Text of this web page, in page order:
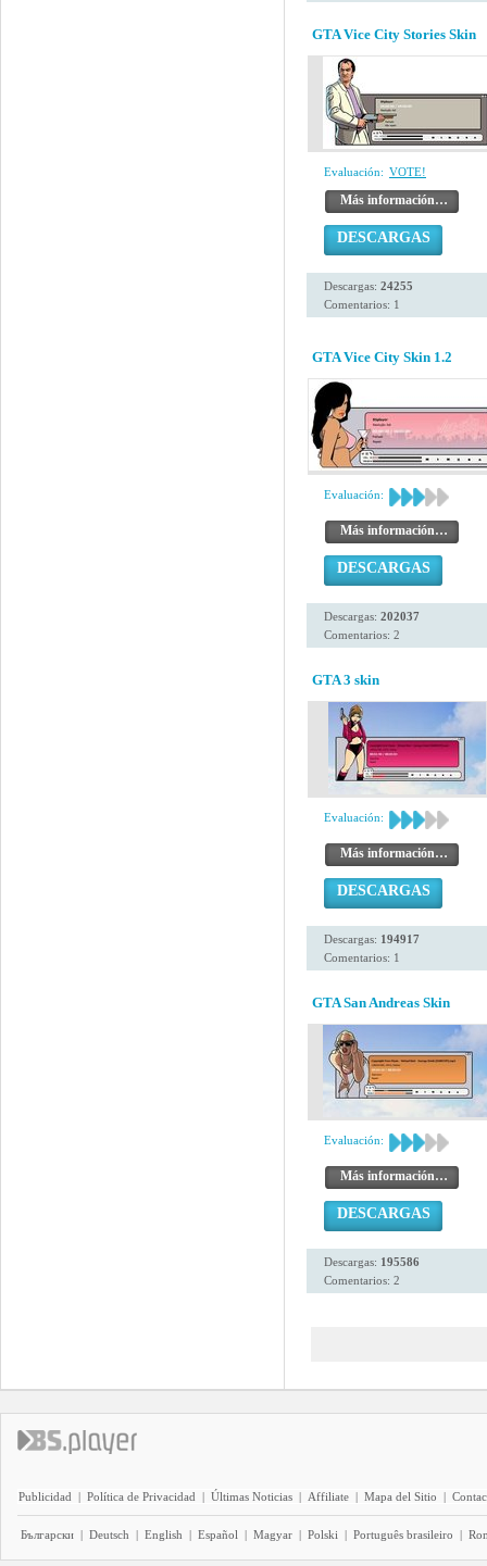
GTA Vice City Stories Skin
Evaluación: VOTE!
Más información…
DESCARGAS
Descargas: 24255
Comentarios: 1
GTA Vice City Skin 1.2
Evaluación:
Más información…
DESCARGAS
Descargas: 202037
Comentarios: 2
GTA 3 skin
Evaluación:
Más información…
DESCARGAS
Descargas: 194917
Comentarios: 1
GTA San Andreas Skin
Evaluación:
Más información…
DESCARGAS
Descargas: 195586
Comentarios: 2
Publicidad | Política de Privacidad | Últimas Noticias | Affiliate | Mapa del Sitio |
Български | Deutsch | English | Español | Magyar | Polski | Português brasileiro |